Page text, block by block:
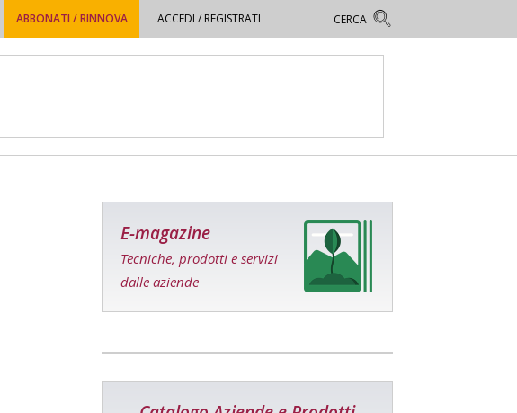
ABBONATI / RINNOVA ACCEDI / REGISTRATI
E-magazine
Tecniche, prodotti e servizi
dalle aziende